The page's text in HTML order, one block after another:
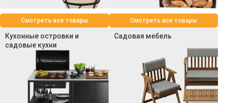
Смотреть все товары Смотреть все товары
Кухонные островки и
садовые кухни
Садовая мебель